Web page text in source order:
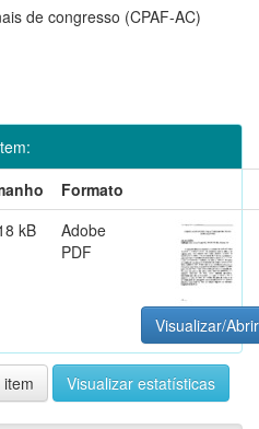
de congresso (CPAF-AC)
Formato
kB
Adobe
PDF
Visualizar/Abrir
Visualizar estatísticas